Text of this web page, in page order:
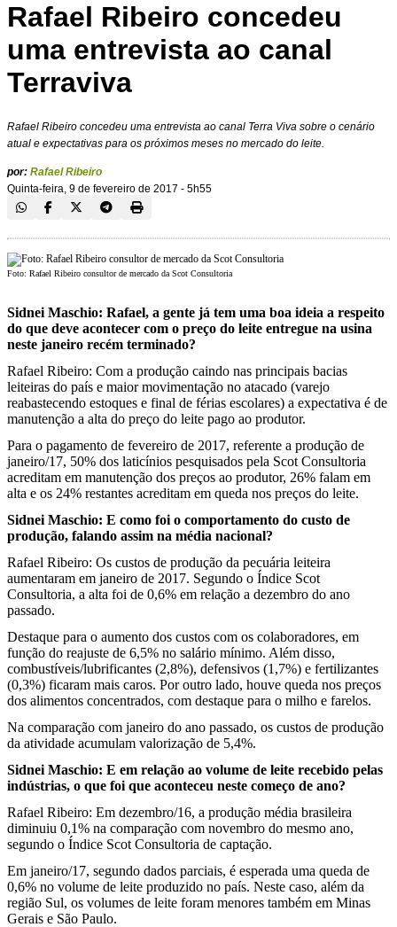
Rafael Ribeiro concedeu
uma entrevista ao canal
Terraviva
Rafael Ribeiro concedeu uma entrevista ao canal Terra Viva sobre o cenário
atual e expectativas para os próximos meses no mercado do leite.
por: Rafael Ribeiro
Quinta-feira, 9 de fevereiro de 2017 - 5h55
Foto: Rafael Ribeiro consultor de mercado da Scot Consultoria
Sidnei Maschio: Rafael, a gente já tem uma boa ideia a respeito
do que deve acontecer com o preço do leite entregue na usina
neste janeiro recém terminado?
Rafael Ribeiro: Com a produção caindo nas principais bacias
leiteiras do país e maior movimentação no atacado (varejo
reabastecendo estoques e final de férias escolares) a expectativa é de
manutenção a alta do preço do leite pago ao produtor.
Para o pagamento de fevereiro de 2017, referente a produção de
janeiro/17, 50% dos laticínios pesquisados pela Scot Consultoria
acreditam em manutenção dos preços ao produtor, 26% falam em
alta e os 24% restantes acreditam em queda nos preços do leite.
Sidnei Maschio: E como foi o comportamento do custo de
produção, falando assim na média nacional?
Rafael Ribeiro: Os custos de produção da pecuária leiteira
aumentaram em janeiro de 2017. Segundo o Índice Scot
Consultoria, a alta foi de 0,6% em relação a dezembro do ano
passado.
Destaque para o aumento dos custos com os colaboradores, em
função do reajuste de 6,5% no salário mínimo. Além disso,
combustíveis/lubrificantes (2,8%), defensivos (1,7%) e fertilizantes
(0,3%) ficaram mais caros. Por outro lado, houve queda nos preços
dos alimentos concentrados, com destaque para o milho e farelos.
Na comparação com janeiro do ano passado, os custos de produção
da atividade acumulam valorização de 5,4%.
Sidnei Maschio: E em relação ao volume de leite recebido pelas
indústrias, o que foi que aconteceu neste começo de ano?
Rafael Ribeiro: Em dezembro/16, a produção média brasileira
diminuiu 0,1% na comparação com novembro do mesmo ano,
segundo o Índice Scot Consultoria de captação.
Em janeiro/17, segundo dados parciais, é esperada uma queda de
0,6% no volume de leite produzido no país. Neste caso, além da
região Sul, os volumes de leite foram menores também em Minas
Gerais e São Paulo.